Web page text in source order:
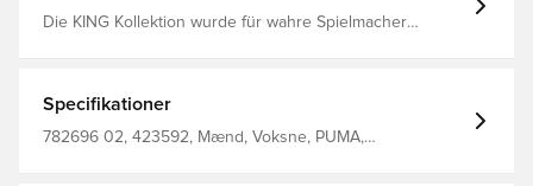
Die KING Kollektion wurde für wahre Spielmacher
unvergleichlichen Komfort. Diese Kollektion wird auch in
den Top-Fußballclubs getragen und verkörpert das Erbe
der KING Serie, bei der Tradition auf Performance trifft.
Specifikationer
782696 02, 423592, Mænd, Voksne, PUMA,